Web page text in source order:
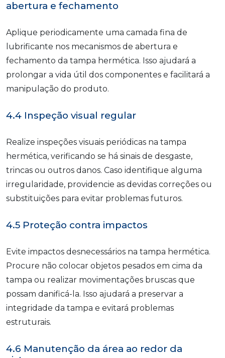
abertura e fechamento
Aplique periodicamente uma camada fina de
lubrificante nos mecanismos de abertura e
fechamento da tampa hermética. Isso ajudará a
prolongar a vida útil dos componentes e facilitará a
manipulação do produto.
4.4 Inspeção visual regular
Realize inspeções visuais periódicas na tampa
hermética, verificando se há sinais de desgaste,
trincas ou outros danos. Caso identifique alguma
irregularidade, providencie as devidas correções ou
substituições para evitar problemas futuros.
4.5 Proteção contra impactos
Evite impactos desnecessários na tampa hermética.
Procure não colocar objetos pesados em cima da
tampa ou realizar movimentações bruscas que
possam danificá-la. Isso ajudará a preservar a
integridade da tampa e evitará problemas
estruturais.
4.6 Manutenção da área ao redor da